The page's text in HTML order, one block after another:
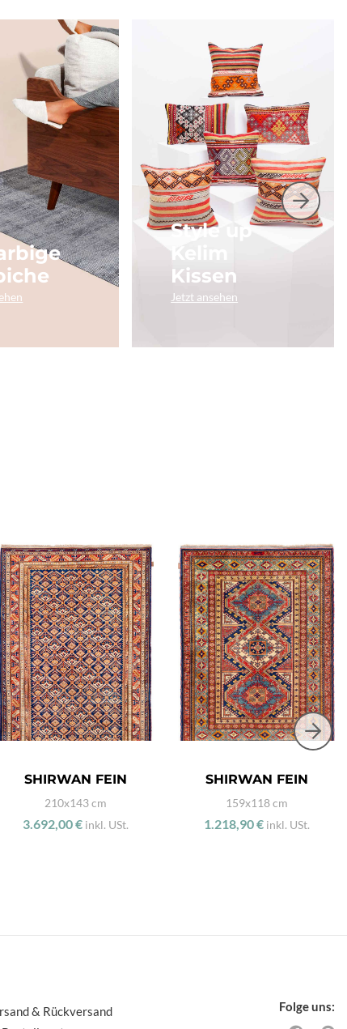
Style up
Kelim
Kissen
Jetzt ansehen
SHIRWAN FEIN
210x143 cm
3.692,00 € inkl. USt.
SHIRWAN FEIN
159x118 cm
1.218,90 € inkl. USt.
& Rückversand
Folge uns: